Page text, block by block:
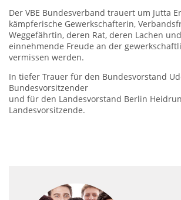
Der VBE Bundesverband trauert um Jutta
kämpferische Gewerkschafterin,
Weggefährtin, deren Rat, deren Lachen
einnehmende Freude an der
vermissen werden.
In tiefer Trauer für den Bundesvorstand
Bundesvorsitzender
und für den Landesvorstand Berlin
Landesvorsitzende.